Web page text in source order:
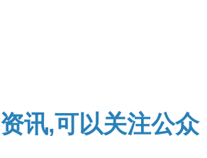
资讯,可以关注公众